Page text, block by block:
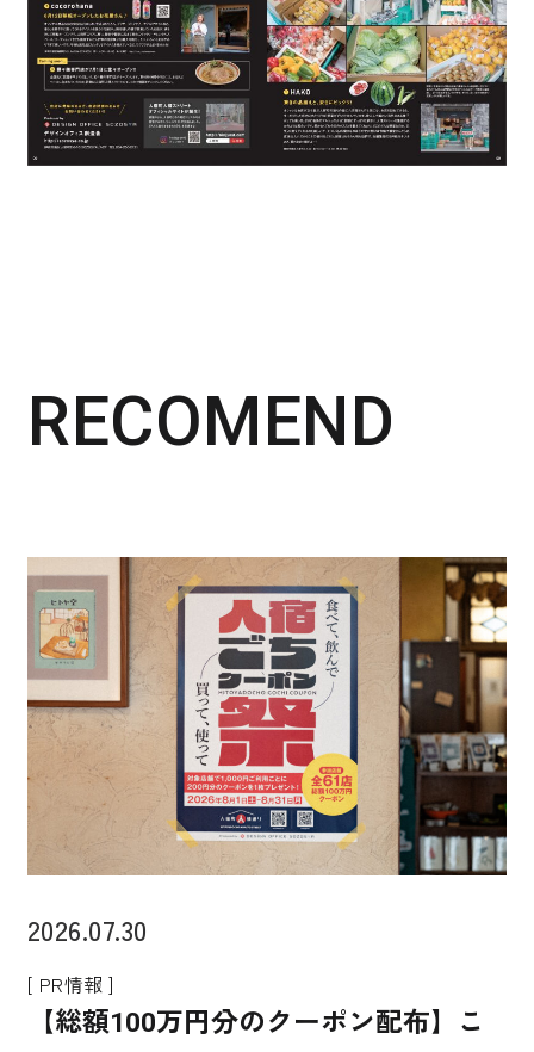
RECOMEND
2026.07.30
[ PR情報 ]
【総額100万円分のクーポン配布】こ